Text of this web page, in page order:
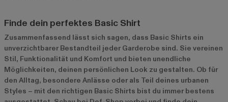
Finde dein perfektes Basic Shirt
Zusammenfassend lässt sich sagen, dass Basic Shirts ein
unverzichtbarer Bestandteil jeder Garderobe sind. Sie vereinen
Stil, Funktionalität und Komfort und bieten unendliche
Möglichkeiten, deinen persönlichen Look zu gestalten. Ob für
den Alltag, besondere Anlässe oder als Teil deines urbanen
Styles – mit den richtigen Basic Shirts bist du immer bestens